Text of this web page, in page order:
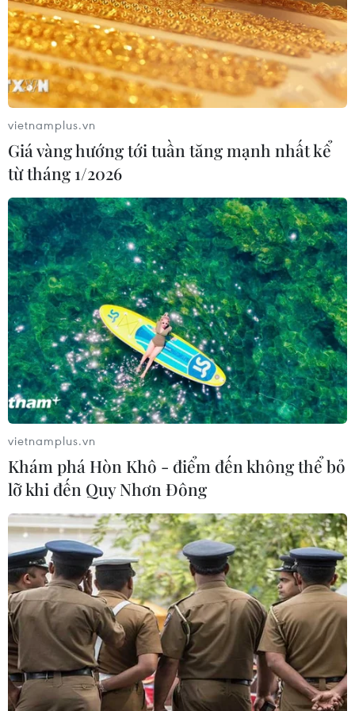
Tinh hoa áo dài Việt Nam khơi dậy giá trị
truyền thống của Hà Nội
14/10/2016 14:56
Tối 14/10, Festival áo dài Hà Nội năm 2016 với chủ đề
“Tinh hoa áo dài Việt Nam” đã tưng bừng diễn ra tại
Hoàng thành Thăng Long nhằm khơi dậy giá trị truyền
thống của Hà Nội.
vietnamplus.vn
Giá vàng hướng tới tuần tăng mạnh nhất kể
từ tháng 1/2026
vietnamplus.vn
Khám phá Hòn Khô - điểm đến không thể bỏ
lỡ khi đến Quy Nhơn Đông